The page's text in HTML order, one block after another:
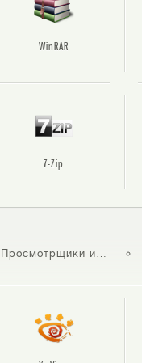
WinRAR
7-Zip
Просмотрщики изображений